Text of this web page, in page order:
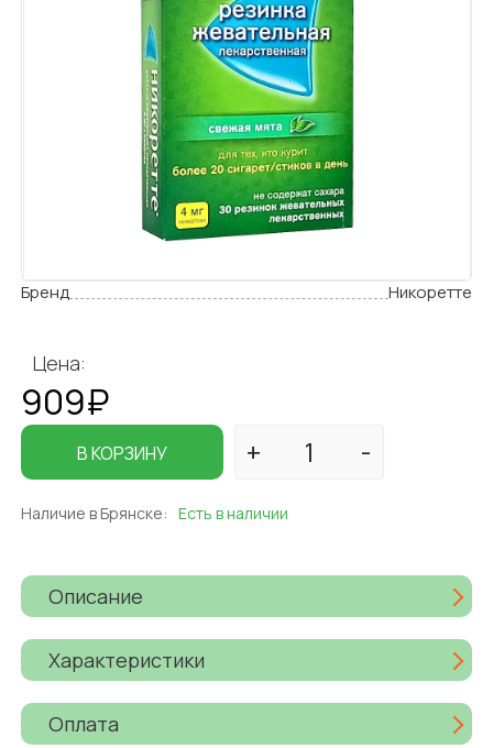
Бренд Никоретте
Цена:
909₽
В КОРЗИНУ
Наличие в Брянске: Есть в наличии
Описание
Характеристики
Оплата